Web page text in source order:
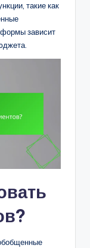
такие как
зависит